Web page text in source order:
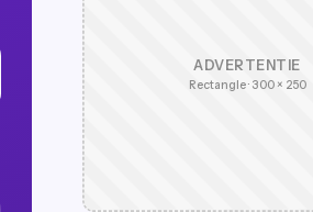
ADVERTENTIE
Rectangle · 300 × 250